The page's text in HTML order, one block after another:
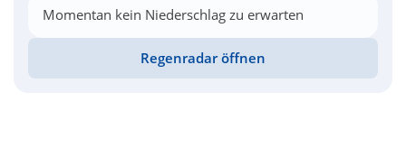
Momentan kein Niederschlag zu erwarten
Regenradar öffnen